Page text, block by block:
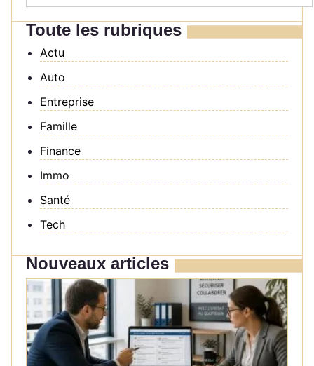
Toute les rubriques
Actu
Auto
Entreprise
Famille
Finance
Immo
Santé
Tech
Nouveaux articles